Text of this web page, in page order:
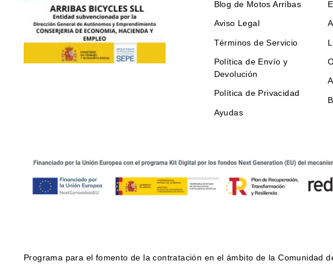
Blog de Motos Arribas
Aviso Legal
Términos de Servicio
Política de Envío y
Devolución
Política de Privacidad
Ayudas
Programa para el fomento de la contratación en el ámbito de la Comunidad